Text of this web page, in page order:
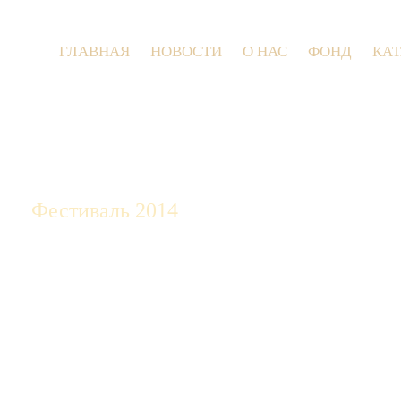
ГЛАВНАЯ НОВОСТИ О НАС ФОНД
Фестиваль 2014